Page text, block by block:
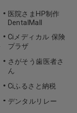
医院さまHP制作
DentalMall
Ciメディカル 保険
プラザ
さがそう歯医者さ
ん
Ciふるさと納税
デンタルリレー